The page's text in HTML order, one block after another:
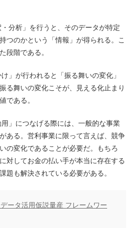
分析」を行うと、そのデータが特定
つのかという「情報」が得られる。こ
段階である。
」が行われると「振る舞いの変化」
る舞いの変化こそが、見える化止まり
である。
」につなげる際には、一般的な事業
ある。営利事業に限って言えば、競争
の変化であることが必要だ。もちろ
対してお金の払い手が本当に存在する
題も解決されている必要がある。
ータ活用仮説量産 フレームワー